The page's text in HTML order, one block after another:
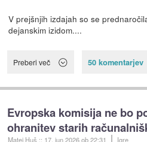
V prejšnjih izdajah so se
dejanskim izidom....
Preberi več 50 komentarjev
Evropska komisija ne bo
ohranitev starih
Matej Huš :: 17. jun 2026ob 22:31 Igre